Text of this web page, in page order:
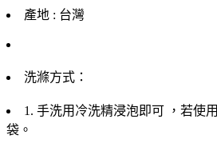
產地 : 台灣
洗滌方式：
1. 手洗用冷洗精浸泡即可 ，若使
袋。